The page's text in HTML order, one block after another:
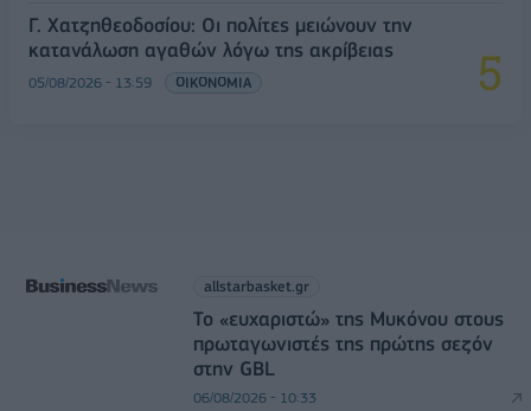
Γ. Χατζηθεοδοσίου: Οι πολίτες μειώνουν την
κατανάλωση αγαθών λόγω της ακρίβειας
05/08/2026 - 13:59 ΟΙΚΟΝΟΜΙΑ
allstarbasket.gr
Το «ευχαριστώ» της Μυκόνου στους
πρωταγωνιστές της πρώτης σεζόν
στην GBL
06/08/2026 - 10:33